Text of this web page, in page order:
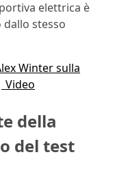
elettrica è
dallo stesso
Winter sulla
Video
della
del test